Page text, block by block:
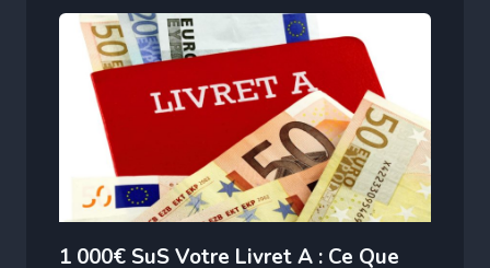
1 000€ SuS Votre Livret A : Ce Que